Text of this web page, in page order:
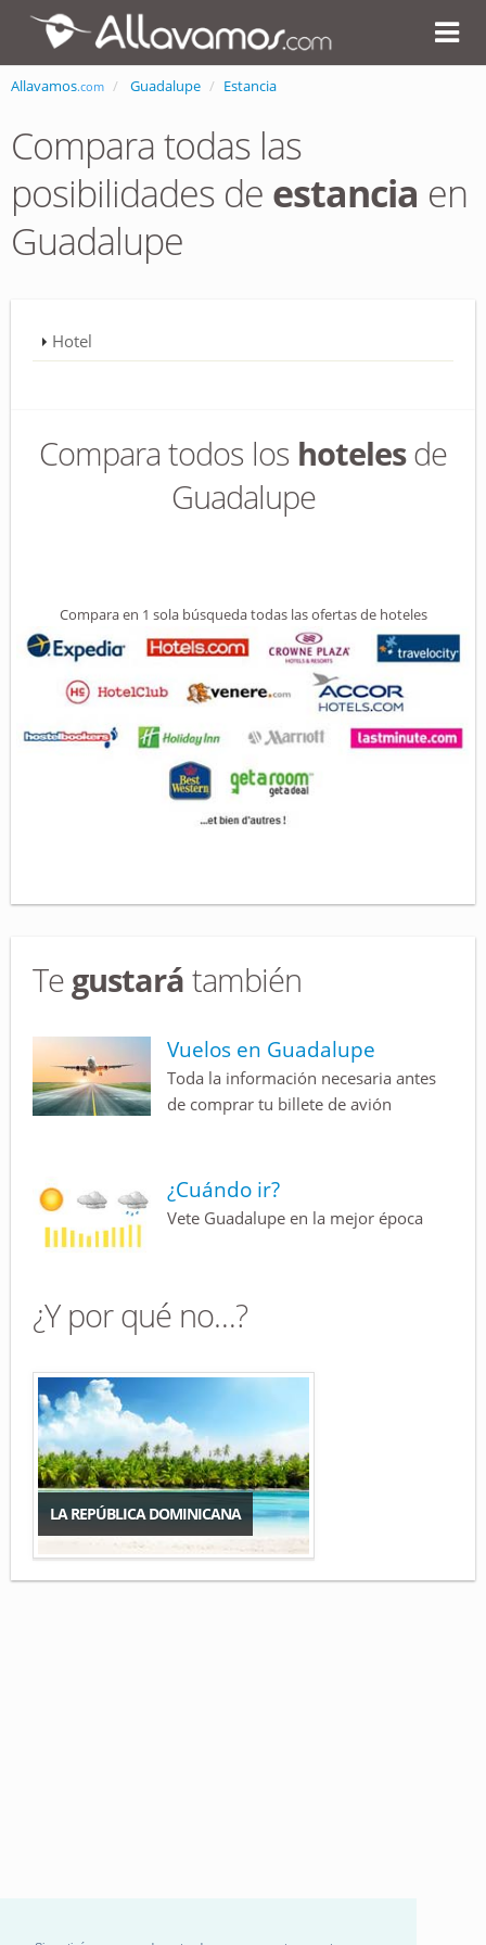
Allavamos.com Guadalupe Estancia
Compara todas las
posibilidades de estancia en
Guadalupe
Hotel
Compara todos los hotelesde
Guadalupe
Compara en 1 sola búsqueda todas las ofertas de hoteles
Te gustará también
Vuelos en Guadalupe
Toda la información necesaria antes
de comprar tu billete de avión
¿Cuándo ir?
Vete Guadalupe en la mejor época
¿Y por qué no…?
LA REPÚBLICA DOMINICANA